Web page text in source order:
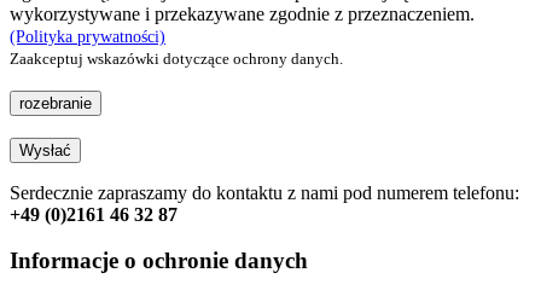
wykorzystywane i przekazywane zgodnie z przeznaczeniem.
(Polityka prywatności)
Zaakceptuj wskazówki dotyczące ochrony danych.
rozebranie
Wysłać
Serdecznie zapraszamy do kontaktu z nami pod numerem telefonu:
+49 (0)2161 46 32 87
Informacje o ochronie danych